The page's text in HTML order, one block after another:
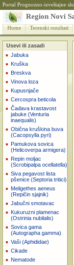
Portal Prognozno-izveštajne
Region Novi
Home Terenski rezultati
Usevi ili zasadi
Jabuka
Kruška
Breskva
Vinova loza
Kupusnjače
Cercospra beticola
Čađava krastavost
jabuke (Venturia
inaequalis)
Obična kruškina buva
(Cacopsylla pyri)
Pamukova sovica
(Helicoverpa armigera)
Repin moljac
(Scrobipalpa ocellatella)
Siva pegavost lista
pšenice (Septoria tritici)
Meligethes aeneus
(Repičin sjajnik)
Jabučni smotavac
Kukuruzni plamenac
(Ostrinia nubilalis)
Sovica gama
(Autographa gamma)
Vaši (Aphididae)
Cikade
Nematode